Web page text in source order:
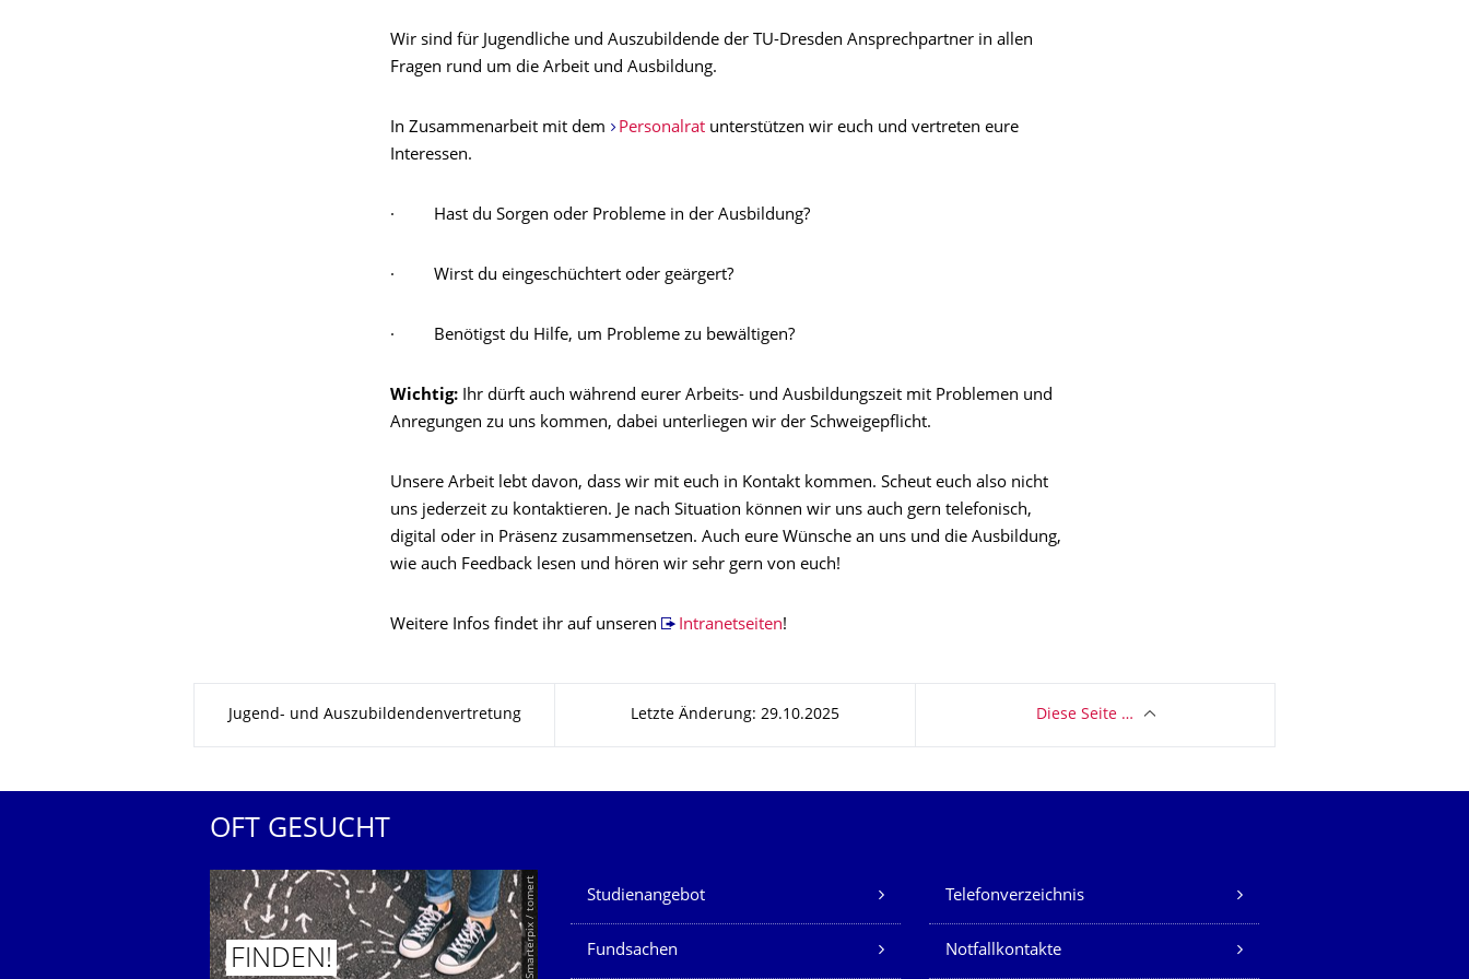
Wir sind für Jugendliche und Auszubildende der TU-Dresden Ansprechpartner in allen
Fragen rund um die Arbeit und Ausbildung.
In Zusammenarbeit mit dem Personalratunterstützen wir euch und vertreten eure
Interessen.
· Hast du Sorgen oder Probleme in der Ausbildung?
· Wirst du eingeschüchtert oder geärgert?
· Benötigst du Hilfe, um Probleme zu bewältigen?
Wichtig: Ihr dürft auch während eurer Arbeits- und Ausbildungszeit mit Problemen und
Anregungen zu uns kommen, dabei unterliegen wir der Schweigepflicht.
Unsere Arbeit lebt davon, dass wir mit euch in Kontakt kommen. Scheut euch also nicht
uns jederzeit zu kontaktieren. Je nach Situation können wir uns auch gern telefonisch,
digital oder in Präsenz zusammensetzen. Auch eure Wünsche an uns und die Ausbildung,
wie auch Feedback lesen und hören wir sehr gern von euch!
Weitere Infos findet ihr auf unseren Intranetseiten!
Jugend- und Auszubildendenvertretung Letzte Änderung: 29.10.2025 Diese Seite …
OFT GESUCHT
© Smarterpix / tomert
FINDEN!
Unsere Dienste
Studienangebot Telefonverzeichnis
Fundsachen Notfallkontakte